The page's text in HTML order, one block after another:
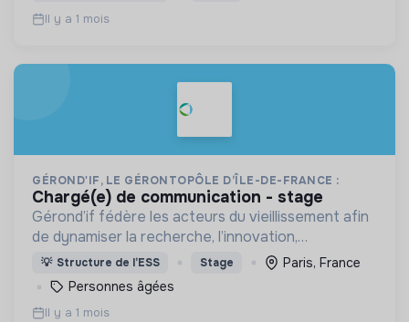
Il y a 1 mois
GÉROND'IF, LE GÉRONTOPÔLE D’ÎLE-DE-FRANCE :
chargé(e) de communication - stage
Gérond’if fédère les acteurs du vieillissement afin
de dynamiser la recherche, l’innovation,
l’évaluation et la formation. Il rassemble des
compétences pluridisciplinaires autour du bien
vieillir.
💡 Structure de l’ESS Stage
Paris, France
Personnes âgées
Il y a 1 mois